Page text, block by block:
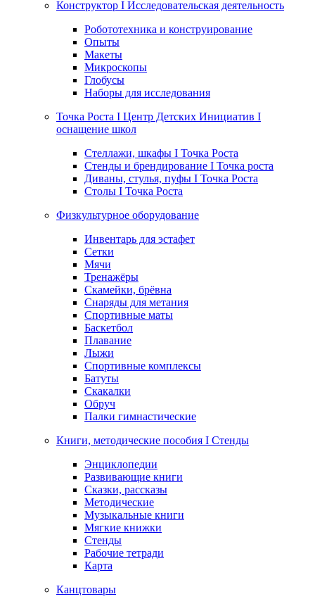
Конструктор I Исследовательская деятельность
Робототехника и конструирование
Опыты
Макеты
Микроскопы
Глобусы
Наборы для исследования
Точка Роста I Центр Детских Инициатив I
оснащение школ
Стеллажи, шкафы I Точка Роста
Стенды и брендирование I Точка роста
Диваны, стулья, пуфы I Точка Роста
Столы I Точка Роста
Физкультурное оборудование
Инвентарь для эстафет
Сетки
Мячи
Тренажёры
Скамейки, брёвна
Снаряды для метания
Спортивные маты
Баскетбол
Плавание
Лыжи
Спортивные комплексы
Батуты
Скакалки
Обруч
Палки гимнастические
Книги, методические пособия I Стенды
Энциклопедии
Развивающие книги
Сказки, рассказы
Методические
Музыкальные книги
Мягкие книжки
Стенды
Рабочие тетради
Карта
Канцтовары